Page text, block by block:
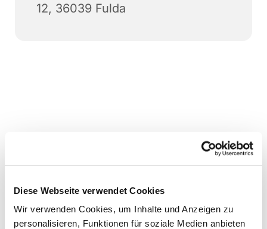
Diese Webseite verwendet Cookies
Wir verwenden Cookies, um Inhalte und Anzeigen zu
personalisieren, Funktionen für soziale Medien anbieten
12, 36039 Fulda